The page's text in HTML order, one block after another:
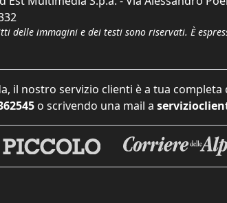
delle immagini e dei testi sono riservati. È
il nostro servizio clienti è a tua completa
o scrivendo una mail a